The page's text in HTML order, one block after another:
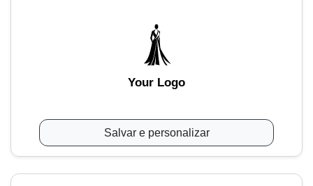
Your Logo
Salvar e personalizar